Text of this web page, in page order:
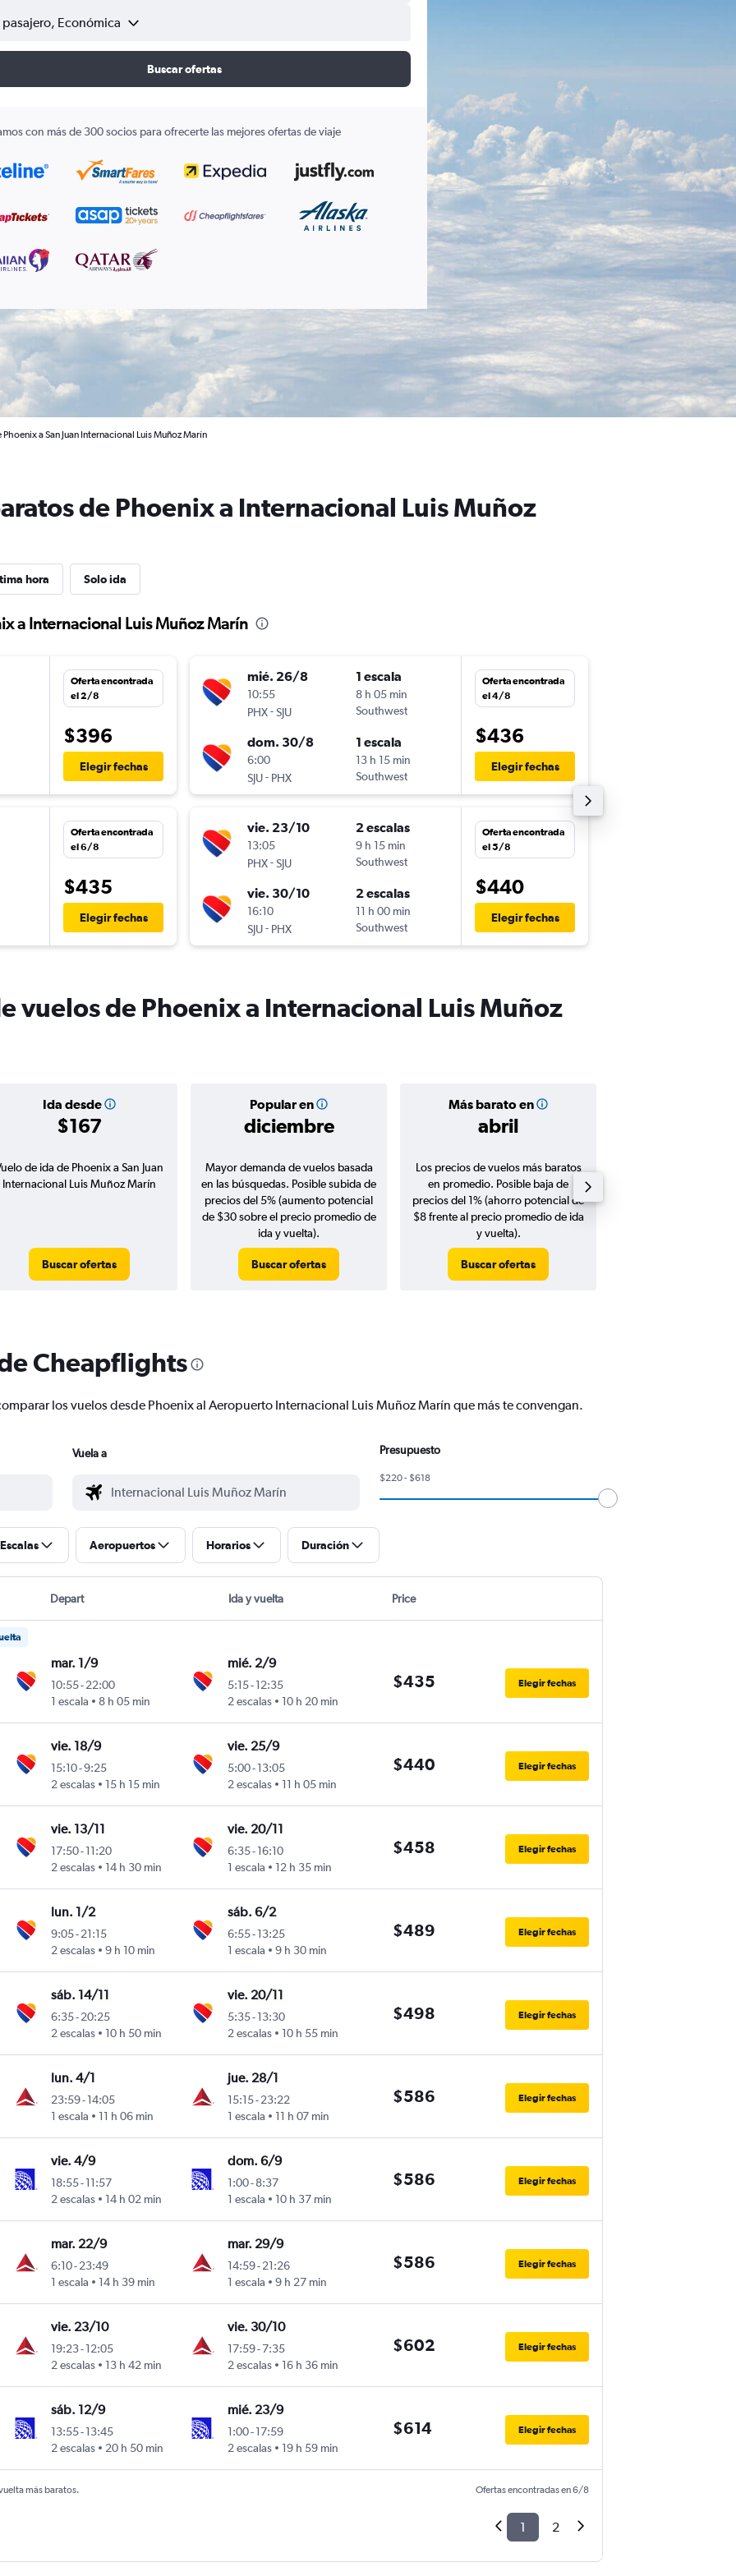
pasajero, Económica
Buscar ofertas
con más de 300 socios para ofrecerte las mejores ofertas de viaje
a San Juan Internacional Luis Muñoz Marín
de Phoenix a Internacional Luis Muñoz
hora Solo ida
a Internacional Luis Muñoz Marín
Oferta encontrada
el 2/8
$396
Elegir fechas
Oferta encontrada
el 6/8
$435
Elegir fechas
mié. 26/8
10:55
PHX-SJU
1 escala
8 h 05 min
Southwest
dom. 30/8
6:00
SJU- PHX
1 escala
13 h 15 min
Southwest
Oferta encontrada
el 4/8
$436
Elegir fechas
vie. 23/10
13:05
PHX-SJU
2 escalas
9 h 15 min
Southwest
vie. 30/10
16:10
SJU- PHX
2 escalas
11 h 00 min
Southwest
Oferta encontrada
el 5/8
$440
Elegir fechas
vuelos de Phoenix a Internacional Luis Muñoz
Ida desde
$167
Popular en
diciembre
Más barato en
abril
de ida de Phoenix a San Juan
Internacional Luis Muñoz Marín
Buscar ofertas
Mayor demanda de vuelos basada
en las búsquedas. Posible subida de
precios del 5% (aumento potencial
de $30 sobre el precio promedio de
ida y vuelta).
Buscar ofertas
Los precios de vuelos más baratos
en promedio. Posible baja de
precios del 1% (ahorro potencial de
$8 frente al precio promedio de ida
y vuelta).
Buscar ofertas
Cheapflights
los vuelos desde Phoenix al Aeropuerto Internacional Luis Muñoz Marín que más te convengan.
Vuela a Presupuesto
$220 - $618
Escalas Aeropuertos Horarios Duración
Depart Ida y vuelta Price
mar. 1/9
10:55-22:00
1 escala
8 h 05 min
mié. 2/9
5:15-12:35
2 escalas
10 h 20 min
$435 Elegir fechas
vie. 18/9
15:10-9:25
2 escalas
15 h 15 min
vie. 25/9
5:00-13:05
2 escalas
11 h 05 min
$440 Elegir fechas
vie. 13/11
17:50-11:20
2 escalas
14 h 30 min
vie. 20/11
6:35-16:10
1 escala
12 h 35 min
$458 Elegir fechas
lun. 1/2
9:05-21:15
2 escalas
9 h 10 min
sáb. 6/2
6:55-13:25
1 escala
9 h 30 min
$489 Elegir fechas
sáb. 14/11
6:35-20:25
2 escalas
10 h 50 min
vie. 20/11
5:35-13:30
2 escalas
10 h 55 min
$498 Elegir fechas
lun. 4/1
23:59-14:05
1 escala
11 h 06 min
jue. 28/1
15:15-23:22
1 escala
11 h 07 min
$586 Elegir fechas
vie. 4/9
18:55-11:57
2 escalas
14 h 02 min
dom. 6/9
1:00-8:37
1 escala
10 h 37 min
$586 Elegir fechas
mar. 22/9
6:10-23:49
1 escala
14 h 39 min
mar. 29/9
14:59-21:26
1 escala
9 h 27 min
$586 Elegir fechas
vie. 23/10
19:23-12:05
2 escalas
13 h 42 min
vie. 30/10
17:59-7:35
2 escalas
16 h 36 min
$602 Elegir fechas
sáb. 12/9
13:55-13:45
2 escalas
20 h 50 min
mié. 23/9
1:00-17:59
2 escalas
19 h 59 min
$614 Elegir fechas
más baratos. Ofertas encontradas en 6/8
1 2